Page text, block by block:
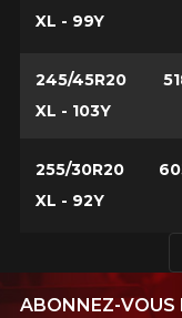
XL - 99Y
245/45R20
XL - 103Y
255/30R20
XL - 92Y
ABONNEZ-VOUS